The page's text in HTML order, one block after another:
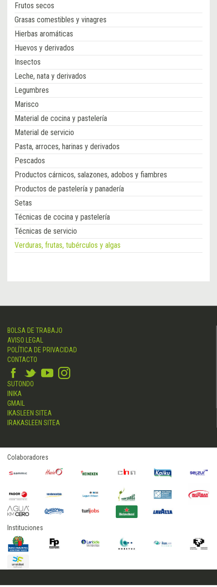
Frutos secos
Grasas comestibles y vinagres
Hierbas aromáticas
Huevos y derivados
Insectos
Leche, nata y derivados
Legumbres
Marisco
Material de cocina y pastelería
Material de servicio
Pasta, arroces, harinas y derivados
Pescados
Productos cárnicos, salazones, adobos y fiambres
Productos de pastelería y panadería
Setas
Técnicas de cocina y pastelería
Técnicas de servicio
Verduras, frutas, tubérculos y algas
BOLSA DE TRABAJO
AVISO LEGAL
POLÍTICA DE PRIVACIDAD
CONTACTO
SUTONDO
INIKA
GMAIL
IKASLEEN SITEA
IRAKASLEEN SITEA
Colaboradores
Instituciones